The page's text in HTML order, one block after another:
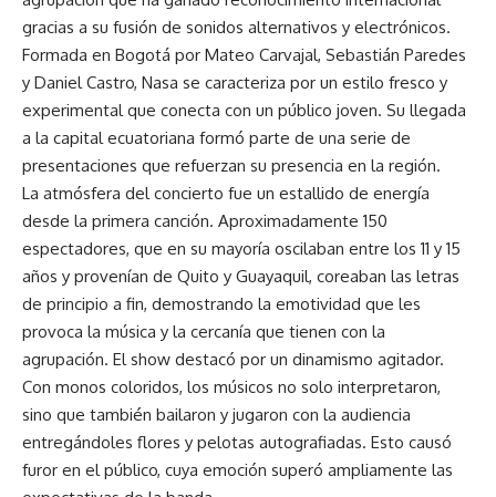
gracias a su fusión de sonidos alternativos y electrónicos.
Formada en Bogotá por Mateo Carvajal, Sebastián Paredes
y Daniel Castro, Nasa se caracteriza por un estilo fresco y
experimental que conecta con un público joven. Su llegada
a la capital ecuatoriana formó parte de una serie de
presentaciones que refuerzan su presencia en la región.
La atmósfera del concierto fue un estallido de energía
desde la primera canción. Aproximadamente 150
espectadores, que en su mayoría oscilaban entre los 11 y 15
años y provenían de Quito y Guayaquil, coreaban las letras
de principio a fin, demostrando la emotividad que les
provoca la música y la cercanía que tienen con la
agrupación. El show destacó por un dinamismo agitador.
Con monos coloridos, los músicos no solo interpretaron,
sino que también bailaron y jugaron con la audiencia
entregándoles flores y pelotas autografiadas. Esto causó
furor en el público, cuya emoción superó ampliamente las